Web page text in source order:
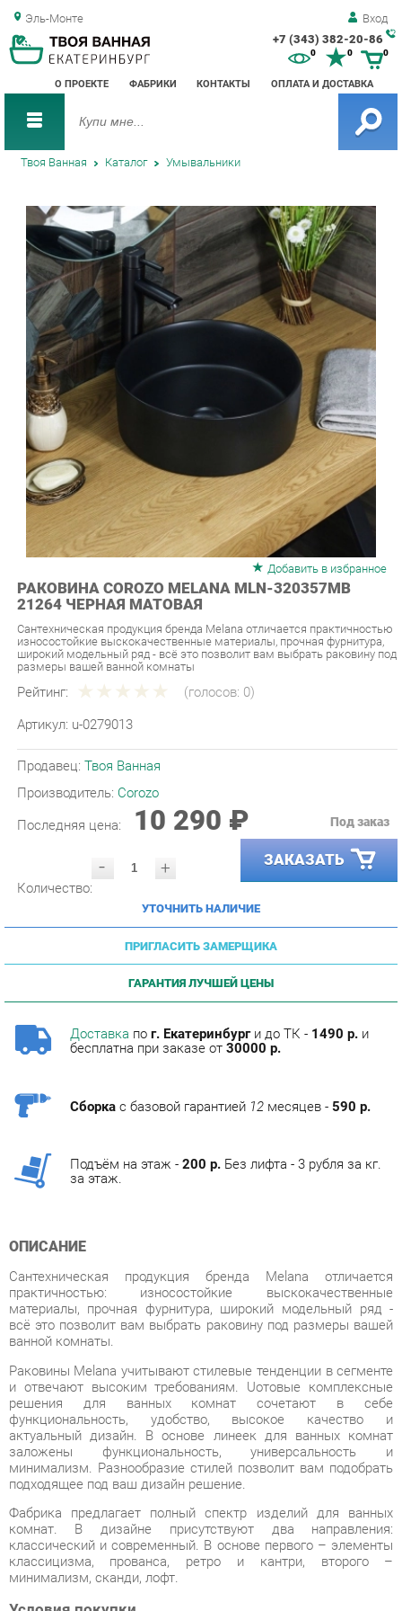
Эль-Монте Вход
+7 (343) 382-20-86
О ПРОЕКТЕ ФАБРИКИ КОНТАКТЫ ОПЛАТА И ДОСТАВКА
0 0
Твоя Ванная Каталог Умывальники
Добавить в избранное
РАКОВИНА COROZO MELANA MLN-320357МB
21264 ЧЕРНАЯ МАТОВАЯ
Сантехническая продукция бренда Melana отличается практичностью
широкий модельный ряд - всё это позволит вам выбрать раковину под
размеры вашей ванной комнаты
Рейтинг: (голосов:
Артикул: u-0279013
Продавец:
Производитель: Corozo
Последняя цена: 10 290 ₽
- + ЗАКАЗАТЬ
УТОЧНИТЬ НАЛИЧИЕ
ПРИГЛАСИТЬ ЗАМЕРЩИКА
ГАРАНТИЯ ЛУЧШЕЙ ЦЕНЫ
по г. Екатеринбурги до ТК -
бесплатна при заказе от30000 р.
Подъём на этаж - 200 р. Без лифта - 3 рубля за кг.
практичностью: износостойкие выскокачественные
материалы, прочная фурнитура, широкий модельный ряд -
всё это позволит вам выбрать раковину под размеры вашей
ванной комнаты.
Раковины Melana учитывают стилевые тенденции в сегменте
и отвечают высоким требованиям. Uотовые комплексные
решения для ванных комнат сочетают в себе
функциональность, удобство, высокое качество и
актуальный дизайн. В основе линеек для ванных комнат
заложены функциональность, универсальность и
минимализм. Разнообразие стилей позволит вам подобрать
подходящее под ваш дизайн решение.
Фабрика предлагает полный спектр изделий для ванных
комнат. В дизайне присутствуют два направления:
классический и современный. В основе первого – элементы
минимализм, сканди, лофт.
Условия покупки
Благодаря качественным фото, исчерпывающей информации
покупателей маркетплэйса «Ванная-Екатеринбург» купить